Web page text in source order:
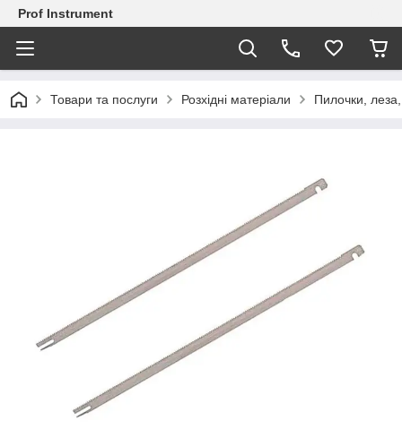
Prof Instrument
Товари та послуги Розхідні матеріали Пилочки,